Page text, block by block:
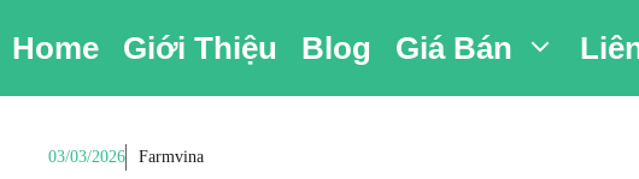
đếnHome Giới Thiệu Blog Giá Bán
03/03/2026 Farmvina